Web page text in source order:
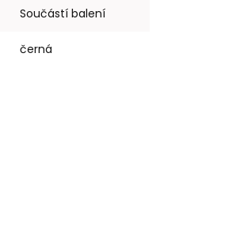
Součástí balení
černá